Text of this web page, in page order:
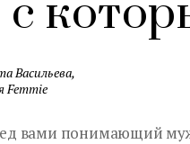
с
Васильева,
Femmie
вами понимающий